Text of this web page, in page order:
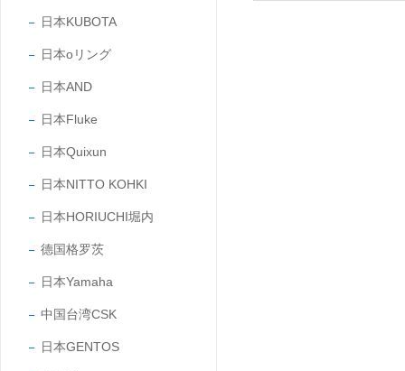
日本KUBOTA
日本oリング
日本AND
日本Fluke
日本Quixun
日本NITTO KOHKI
日本HORIUCHI堀内
德国格罗茨
日本Yamaha
中国台湾CSK
日本GENTOS